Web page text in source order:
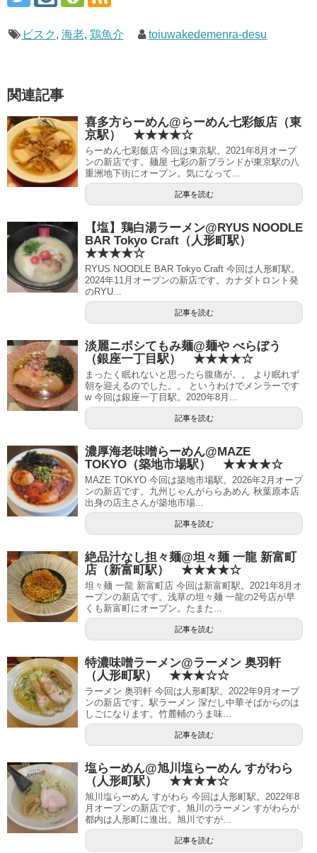
ビスク , 海老, 鶏魚介 toiuwakedemenra-desu
関連記事
喜多方らーめん@らーめん七彩飯店（東
京駅） ★★★★☆
らーめん七彩飯店 今回は東京駅。2021年8月オープ
ンの新店です。麺屋 七彩の新ブランドが東京駅の八
重洲地下街にオープン。気になって...
記事を読む
【塩】鶏白湯ラーメン@RYUS NOODLE
BAR Tokyo Craft（人形町駅）
★★★★☆
RYUS NOODLE BAR Tokyo Craft 今回は人形町駅。
2024年11月オープンの新店です。カナダトロント発
のRYU...
記事を読む
淡麗ニボシてもみ麺@麺や べらぼう
（銀座一丁目駅） ★★★★☆
まったく眠れないと思ったら腹痛が。。 より眠れず
朝を迎えるのでした。。 というわけでメンラーです
w 今回は銀座一丁目駅。2020年8月...
記事を読む
濃厚海老味噌らーめん@MAZE
TOKYO（築地市場駅） ★★★★☆
MAZE TOKYO 今回は築地市場駅。2026年2月オープ
ンの新店です。九州じゃんがららあめん 秋葉原本店
出身の店主さんが築地市場...
記事を読む
絶品汁なし担々麺@坦々麺 一龍 新富町
店（新富町駅） ★★★★☆
坦々麺 一龍 新富町店 今回は新富町駅。2021年8月オ
ープンの新店です。浅草の坦々麺 一龍の2号店が早
くも新富町にオープン。たまた...
記事を読む
特濃味噌ラーメン@ラーメン 奥羽軒
（人形町駅） ★★★☆☆
ラーメン 奥羽軒 今回は人形町駅。2022年9月オープ
ンの新店です。駅ラーメン 深だし中華そばからのは
しごになります。竹麓輔のうま味...
記事を読む
塩らーめん@旭川塩らーめん すがわら
（人形町駅） ★★★★☆
旭川塩らーめん すがわら 今回は人形町駅。2022年8
月オープンの新店です。旭川のラーメン すがわらが
都内は人形町に進出。旭川ですが...
記事を読む